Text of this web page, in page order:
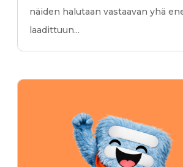
näiden halutaan vastaavan yhä
laadittuun...